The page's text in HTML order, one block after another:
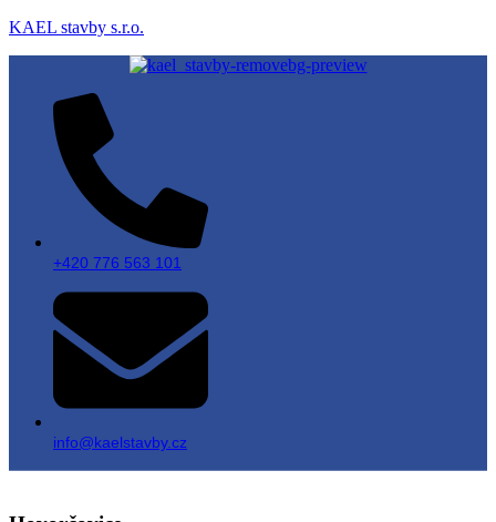
KAEL stavby s.r.o.
+420 776 563 101
info@kaelstavby.cz